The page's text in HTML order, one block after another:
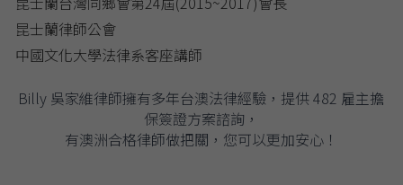
昆士蘭律師公會
中國文化大學法律系客座講師
Billy 吳家維律師擁有多年台澳法律經驗，提供 482 雇主擔
保簽證方案諮詢，
有澳洲合格律師做把關，您可以更加安心！